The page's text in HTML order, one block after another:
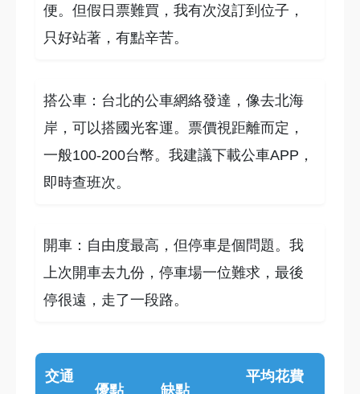
便。但假日票難買，我有次沒訂到位子，
只好站著，有點辛苦。
搭公車：台北的公車網絡發達，像去北海
岸，可以搭國光客運。票價視距離而定，
一般100-200台幣。我建議下載公車APP，
即時查班次。
開車：自由度最高，但停車是個問題。我
上次開車去九份，停車場一位難求，最後
停很遠，走了一段路。
交通
優點 缺點
平均花費